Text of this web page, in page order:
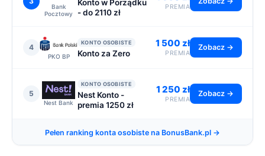
Bank
Pocztowy
Konto w Porządku
- do 2110 zł
PREMIA
4
PKO BP
KONTO OSOBISTE
Konto za Zero
1 500 zł
PREMIA
Zobacz →
5
Nest Bank
KONTO OSOBISTE
Nest Konto -
premia 1250 zł
1 250 zł
PREMIA
Zobacz →
Pełen ranking konta osobiste na BonusBank.pl →